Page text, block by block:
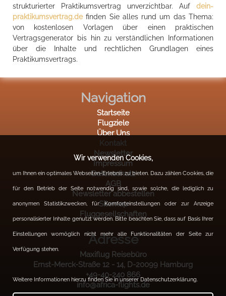
strukturierter Praktikumsvertrag unverzichtbar. Auf dein-
praktikumsvertrag.definden Sie alles rund um das Thema:
von kostenlosen Vorlagen über einen praktischen
Vertragsgenerator bis hin zu verständlichen Informationen
über die Inhalte und rechtlichen Grundlagen eines
Praktikumsvertrags.
Navigation
Startseite
Flugziele
Über Uns
Kontakt
Newsletter
Impressum
Datenschutz
AGB
Newsletter abbestellen
Sitemap
Fluggesellschaften
Adresse
Maxiflug Reisebüro
Ernst-Merck-Straße 12 - 14, D-20099 Hamburg
+49-40-240 866
info@africa-flights.de
Wir verwenden Cookies,
um Ihnen ein optimales Webseiten-Erlebnis zu bieten. Dazu zählen Cookies, die
für den Betrieb der Seite notwendig sind, sowie solche, die lediglich zu
anonymen Statistikzwecken, für Komforteinstellungen oder zur Anzeige
personalisierter Inhalte genutzt werden. Bitte beachten Sie, dass auf Basis Ihrer
Einstellungen womöglich nicht mehr alle Funktionalitäten der Seite zur
Verfügung stehen.
Weitere Informationen hierzu finden Sie in unserer Datenschutzerklärung.